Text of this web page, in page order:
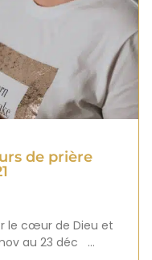
de prière
le cœur de Dieu et
nov au 23 déc …